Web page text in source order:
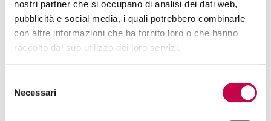
nostri partner che si occupano di analisi dei dati web,
pubblicità e social media, i quali potrebbero combinarle
con altre informazioni che ha fornito loro o che hanno
raccolto dal suo utilizzo dei loro servizi.
delNecessariANDREA PASSADORI